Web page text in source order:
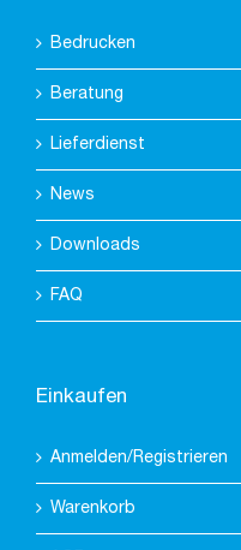
Bedrucken
Beratung
Lieferdienst
News
Downloads
FAQ
Einkaufen
Anmelden/Registrieren
Warenkorb